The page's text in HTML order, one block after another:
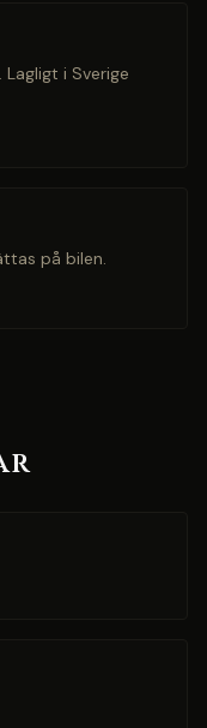
i Sverige
på bilen.